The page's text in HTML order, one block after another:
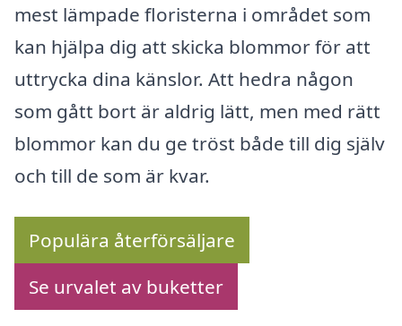
mest lämpade floristerna i området som
kan hjälpa dig att skicka blommor för att
uttrycka dina känslor. Att hedra någon
som gått bort är aldrig lätt, men med rätt
blommor kan du ge tröst både till dig själv
och till de som är kvar.
Populära återförsäljare
Se urvalet av buketter